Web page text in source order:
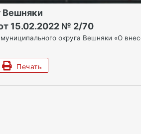
Вешняки
15.02.2022 № 2/70
округа Вешняки «О
Печать